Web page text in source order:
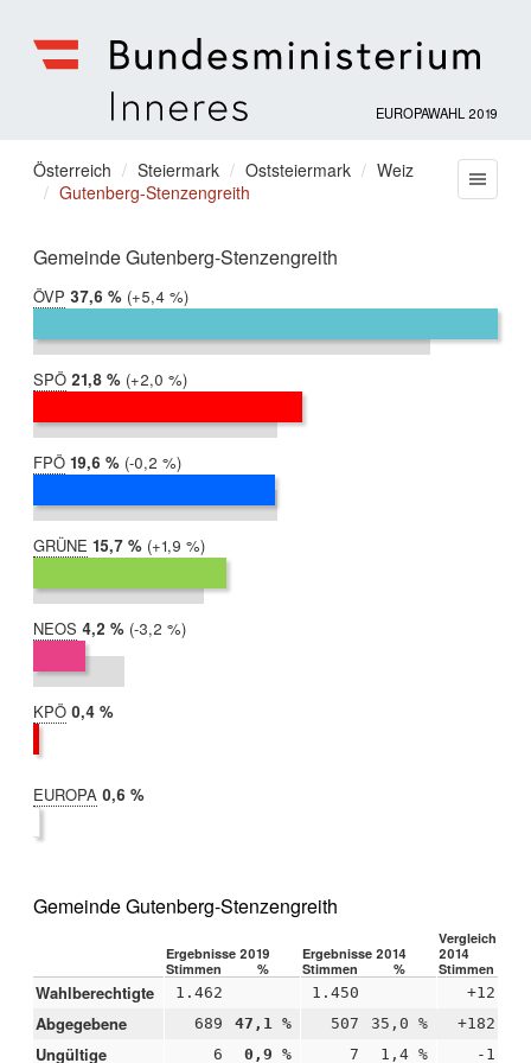
für
Inneres
EUROPAWAHL 2019
Sie
befinden
hier:
Österreich Steiermark Oststeiermark
Weiz
Gutenberg-Stenzengreith
Gemeinde Gutenberg-Stenzengreith
ÖVP 2019:
37,6 %
2014:
32,2 %
Differenz:
+5,4 %
SPÖ 2019:
21,8 %
2014:
19,8 %
Differenz:
+2,0 %
FPÖ 2019:
19,6 %
2014:
19,8 %
Differenz:
-0,2 %
GRÜNE 2019:
15,7 %
2014:
13,8 %
Differenz:
+1,9 %
NEOS 2019:
4,2 %
2014:
7,4 %
Differenz:
-3,2 %
KPÖ 2019:
0,4 %
EUROPA 2019:
0,6 %
Gemeinde Gutenberg-Stenzengreith
Ergebnisse 2019 Ergebnisse 2014
Vergleich
2014
Stimmen
% Stimmen % Stimmen
Wahlberechtigte 1.462 1.450 +12
Abgegebene 689 47,1 % 507 35,0 % +182
Ungültige 6 0,9 % 7 1,4 % -1